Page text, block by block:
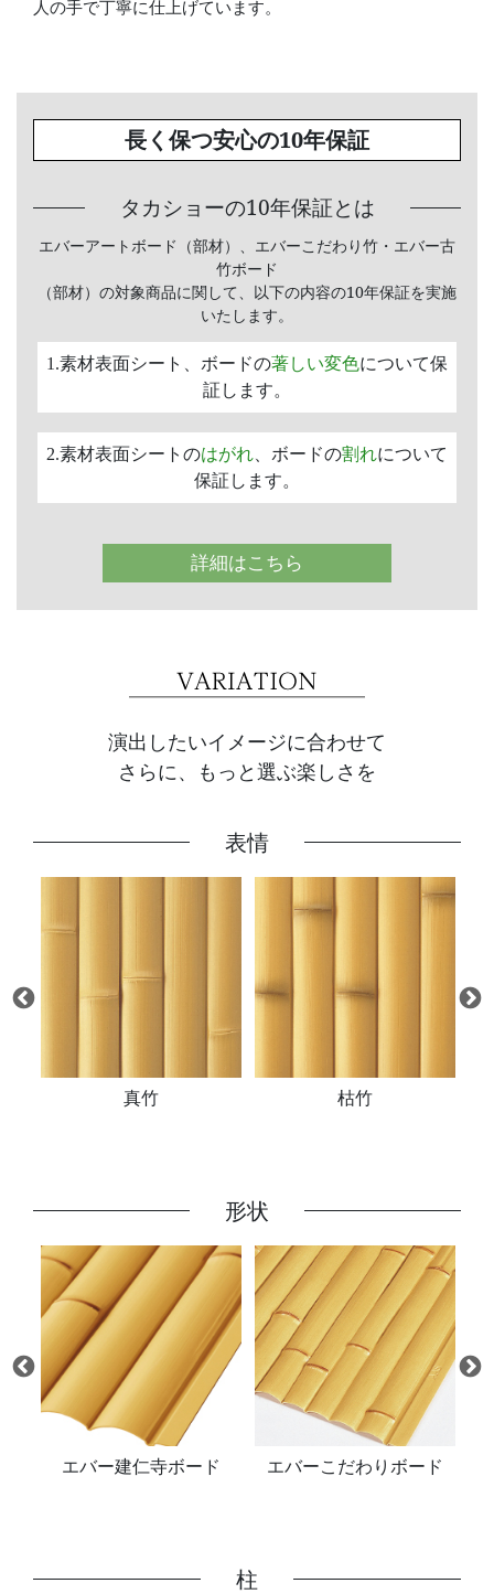
人の手で丁寧に仕上げています。
長く保つ安心の10年保証
タカショーの10年保証とは
エバーアートボード（部材）、エバーこだわり竹・エバー古
竹ボード
（部材）の対象商品に関して、以下の内容の10年保証を実施
いたします。
1.素材表面シート、ボードの著しい変色について保
証します。
2.素材表面シートのはがれ 、ボードの割れについて
保証します。
詳細はこちら
演出したいイメージに合わせて
さらに、もっと選ぶ楽しさを
表情
真竹 枯竹
形状
エバー建仁寺ボード エバーこだわりボード
柱